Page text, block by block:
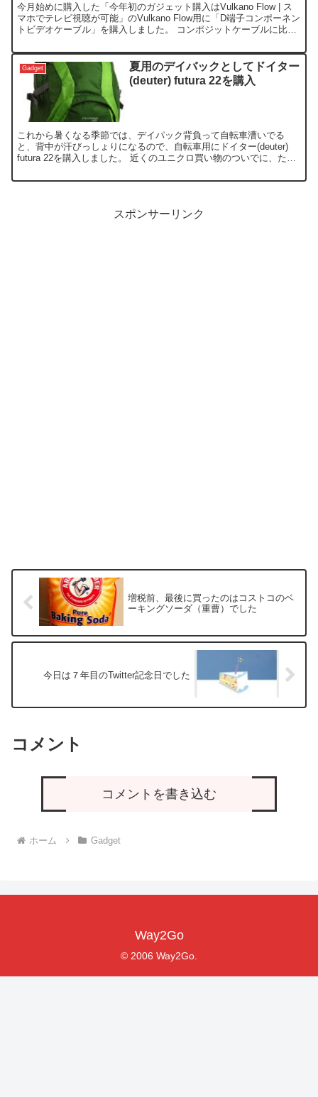
今月始めに購入した「今年初のガジェット購入はVulkano Flow | ス
マホでテレビ視聴が可能」のVulkano Flow用に「D端子コンポーネン
トビデオケーブル」を購入しました。 コンポジットケーブルに比べ
Gadget
夏用のデイバックとしてドイター
(deuter) futura 22を購入
これから暑くなる季節では、デイパック背負って自転車漕いでる
と、背中が汗びっしょりになるので、自転車用にドイター(deuter)
futura 22を購入しました。 近くのユニクロ買い物のついでに、たま
スポンサーリンク
増税前、最後に買ったのはコストコのベ
ーキングソーダ（重曹）でした
今日は７年目のTwitter記念日でした
コメント
コメントを書き込む
ホーム Gadget
Way2Go
© 2006 Way2Go.